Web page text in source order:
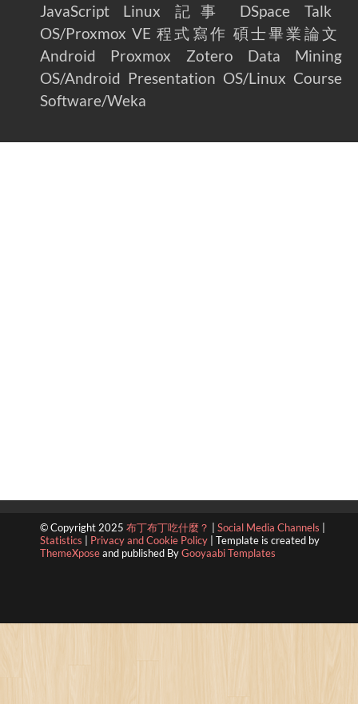
JavaScript
Linux 記事 DSpace
Talk
OS/Proxmox VE 程式寫作 碩士畢業論文
Android
Proxmox Zotero
Data Mining
OS/Android Presentation OS/Linux Course
Software/Weka
© Copyright 2025 布丁布丁吃什麼？ Social Media Channels
Statistics
Privacy and Cookie Policy
Template is created by
ThemeXposeand published ByGooyaabi Templates